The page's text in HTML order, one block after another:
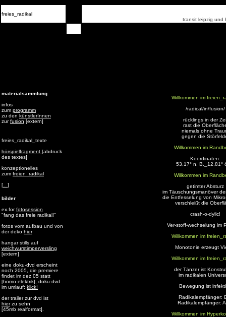
freies_radikal
transit leipzig und
materialsammlung
infos
zum programm
zu den künstlerInnen
zurfusion [extern]
freies_radikal_texte
hörspielfragment [abdruck
des textes]
konzeptionelles
zum freien_radikal
[
]
bilder
ex.forfotosession
"fang das freie radikal!"
fotos vom aufbau und von
der deko hier
hangar stills auf
weichwurstimperversling
[extern]
eine doku-dvd erscheint
noch 2005, die premiere
findet im dez 05 statt
[homo elektrik]; doku-dvd
im umlauf: klick!
der trailer zur dvd ist
hierzu sehn
[45mb realformat].
Willkommen im
/radical/in/fusion/
rücklings in der
rast die
niemals ohne
gegen die
Willkommen im
Koordinaten:
53,17° n. B._12,81°
Willkommen im
getimter Absturz
im Täuschungsmanöver
die Entfesselung von
verschleißt die
crash-o-dylic!
Ver-stoff-wechselung im
Willkommen im
Monotonie erzeugt
Willkommen im
der Tänzer ist
im radikalen
Bewegung ist
Radikalempfänger:
Radikalempfänger:
Willkommen im